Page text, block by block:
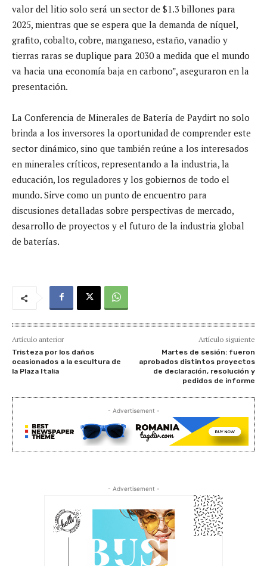
valor del litio solo será un sector de $1.3 billones para
2025, mientras que se espera que la demanda de níquel,
grafito, cobalto, cobre, manganeso, estaño, vanadio y
tierras raras se duplique para 2030 a medida que el mundo
va hacia una economía baja en carbono”, aseguraron en la
presentación.
La Conferencia de Minerales de Batería de Paydirt no solo
brinda a los inversores la oportunidad de comprender este
sector dinámico, sino que también reúne a los interesados
en minerales críticos, representando a la industria, la
educación, los reguladores y los gobiernos de todo el
mundo. Sirve como un punto de encuentro para
discusiones detalladas sobre perspectivas de mercado,
desarrollo de proyectos y el futuro de la industria global
de baterías.
Artículo anterior
Tristeza por los daños
ocasionados a la escultura de
la Plaza Italia
Artículo siguiente
Martes de sesión: fueron
aprobados distintos proyectos
de declaración, resolución y
pedidos de informe
- Advertisement -
- Advertisement -